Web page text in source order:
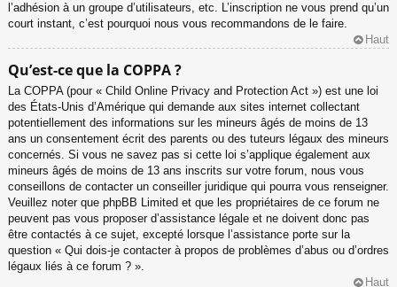
l’adhésion à un groupe d’utilisateurs, etc. L’inscription ne vous prend qu’un
court instant, c’est pourquoi nous vous recommandons de le faire.
Haut
Qu’est-ce que la COPPA ?
La COPPA (pour « Child Online Privacy and Protection Act ») est une loi
des États-Unis d’Amérique qui demande aux sites internet collectant
potentiellement des informations sur les mineurs âgés de moins de 13
ans un consentement écrit des parents ou des tuteurs légaux des mineurs
concernés. Si vous ne savez pas si cette loi s’applique également aux
mineurs âgés de moins de 13 ans inscrits sur votre forum, nous vous
conseillons de contacter un conseiller juridique qui pourra vous renseigner.
Veuillez noter que phpBB Limited et que les propriétaires de ce forum ne
peuvent pas vous proposer d’assistance légale et ne doivent donc pas
être contactés à ce sujet, excepté lorsque l’assistance porte sur la
question « Qui dois-je contacter à propos de problèmes d’abus ou d’ordres
légaux liés à ce forum ? ».
Haut